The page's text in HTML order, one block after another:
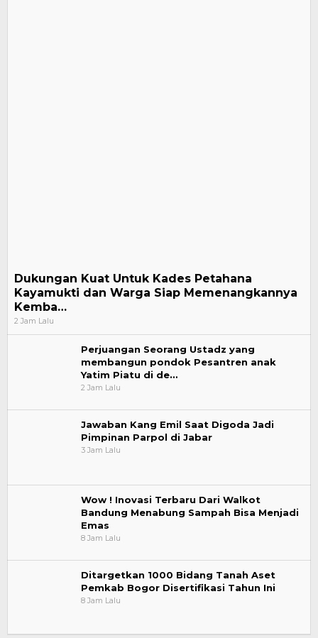
Dukungan Kuat Untuk Kades Petahana
Kayamukti dan Warga Siap Memenangkannya
Kemba…
2 Jam Lalu
Perjuangan Seorang Ustadz yang
membangun pondok Pesantren anak
Yatim Piatu di de…
2 Jam Lalu
Jawaban Kang Emil Saat Digoda Jadi
Pimpinan Parpol di Jabar
3 Jam Lalu
Wow ! Inovasi Terbaru Dari Walkot
Bandung Menabung Sampah Bisa Menjadi
Emas
8 Jam Lalu
Ditargetkan 1000 Bidang Tanah Aset
Pemkab Bogor Disertifikasi Tahun Ini
8 Jam Lalu